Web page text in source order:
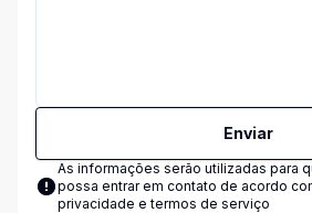
Enviar
As informações serão utilizadas para
possa entrar em contato de acordo
privacidade e termos de serviço